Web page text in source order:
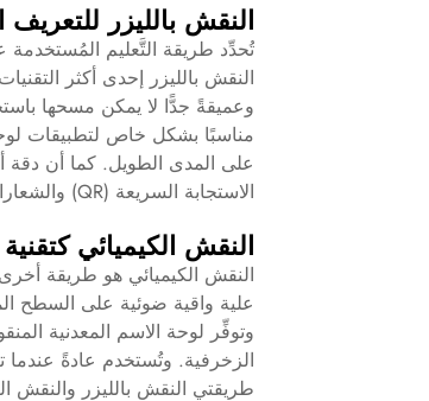
النقش بالليزر للتعريف
تُحدِّد طريقة التَّعليم
النقش بالليزر إحدى أكثر
وعميقةً جدًّا لا يمكن مسحها
مناسبًا بشكل خاص لتطبيقات
على المدى الطويل. كما أن دقة
الاستجابة السريعة (QR) والشعارات المعقدة بدقة عالية على سطح لوحة الاسم المعدنية.
النقش الكيميائي كتقنية
النقش الكيميائي هو طريقة
علية واقية ضوئية على السطح
وتوفِّر لوحة الاسم المعدنية
الزخرفية. وتُستخدم عادةً عندما
طريقتي النقش بالليزر والنقش